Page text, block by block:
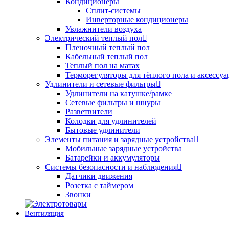
Сплит-системы
Инверторные кондиционеры
Увлажнители воздуха
Электрический теплый пол
Пленочный теплый пол
Кабельный теплый пол
Теплый пол на матах
Терморегуляторы для тёплого пола и
Удлинители и сетевые фильтры
Удлинители на катушке/рамке
Сетевые фильтры и шнуры
Разветвители
Колодки для удлинителей
Бытовые удлинители
Элементы питания и зарядные устройства
Мобильные зарядные устройства
Батарейки и аккумуляторы
Системы безопасности и наблюдения
Датчики движения
Розетка с таймером
Звонки
Вентиляция